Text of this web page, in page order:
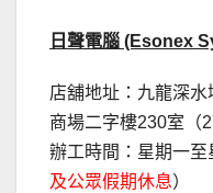
日聲電腦 (Esonex
店舖地址：九龍深
商場二字樓230室（
辦工時間：星期一至
及公眾假期休息）